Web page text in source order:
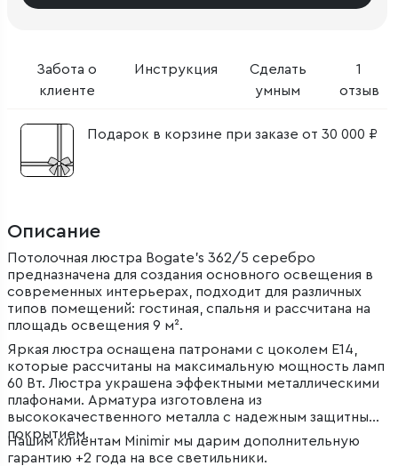
Забота о
клиенте
Инструкция
Сделать
умным
1
отзыв
Подарок в корзине при заказе от 30 000 ₽
Описание
Потолочная люстра Bogate's 362/5 серебро
предназначена для создания основного освещения в
современных интерьерах, подходит для различных
типов помещений: гостиная, спальня и рассчитана на
площадь освещения 9 м².
Яркая люстра оснащена патронами с цоколем Е14,
которые рассчитаны на максимальную мощность ламп
60 Вт. Люстра украшена эффектными металлическими
плафонами. Арматура изготовлена из
высококачественного металла с надежным защитным
покрытием.
Нашим клиентам Minimir мы дарим дополнительную
гарантию +2 года на все светильники.